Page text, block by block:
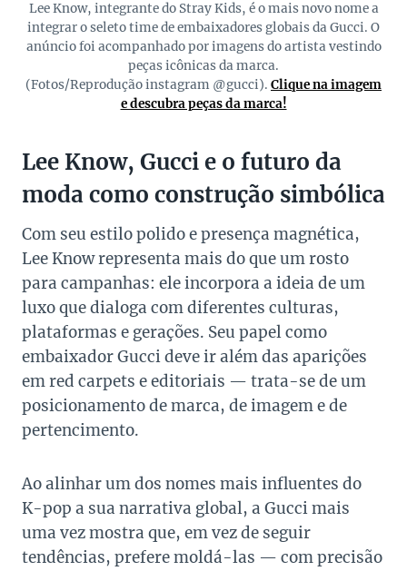
Lee Know, integrante do Stray Kids, é o mais novo nome a
integrar o seleto time de embaixadores globais da Gucci. O
anúncio foi acompanhado por imagens do artista vestindo
peças icônicas da marca.
(Fotos/Reprodução instagram @gucci). Clique na imagem
e descubra peças da marca!
Lee Know, Gucci e o futuro da
moda como construção simbólica
Com seu estilo polido e presença magnética,
Lee Know representa mais do que um rosto
para campanhas: ele incorpora a ideia de um
luxo que dialoga com diferentes culturas,
plataformas e gerações. Seu papel como
embaixador Gucci deve ir além das aparições
em red carpets e editoriais — trata-se de um
posicionamento de marca, de imagem e de
pertencimento.
Ao alinhar um dos nomes mais influentes do
K-pop a sua narrativa global, a Gucci mais
uma vez mostra que, em vez de seguir
tendências, prefere moldá-las — com precisão